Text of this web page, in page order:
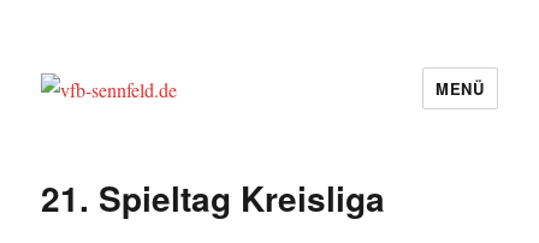
MENÜ
21. Spieltag Kreisliga